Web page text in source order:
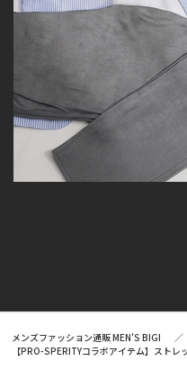
メンズファッション通販 MEN'S BIGI
【PRO-SPERITYコラボアイテム】スト